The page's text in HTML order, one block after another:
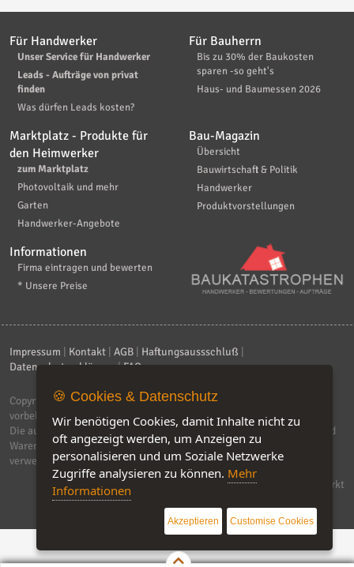
Für Handwerker
Unser Service für Handwerker
Leads - Aufträge von privat
finden
Was dürfen Leads kosten?
Für Bauherrn
Bis zu 30% der Baukosten
sparen -so geht's
Haus- und Baumessen 2026
Marktplatz - Produkte für
den Heimwerker
zum Marktplatz
Photovoltaik und mehr
Garten
Handwerker-Angebote
Bau-Magazin
Übersicht
Bauwirtschaft & Politik
Handwerker
Produktvorstellungen
Informationen
Firma eintragen und bewerten
* Unsere Preise
Impressum Kontakt AGB Haftungsaussschluß
Datenschutzerklärung|FAQ
Copyright © 2026ebiz-consult GmbH & Co. KG
vorbehalten.
Die auf dieser Seite verwendeten Produktbezeichnungen, Namen und
Warenzeichen sind Eigentum der jeweiligen Firmen. Unser Portal
verwendet Affiliat-Links, für dir wir Geld erhalten.
Software by IQ-Markt
🍪 Cookies & Datenschutz
Wir benötigen Cookies, damit Inhalte nicht zu
oft angezeigt werden, um Anzeigen zu
personalisieren und um Soziale Netzwerke
Zugriffe analysieren zu können. Mehr
Informationen
Akzeptieren Customise Cookies